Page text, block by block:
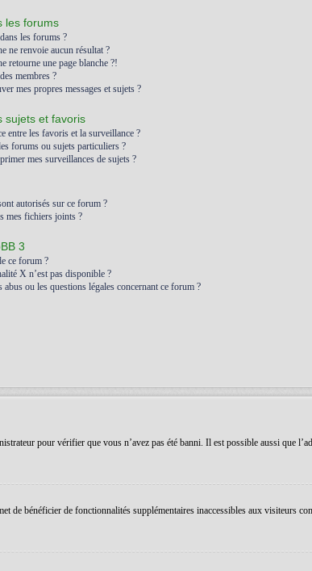
les forums
les forums ?
ne renvoie aucun résultat ?
retourne une page blanche ?!
membres ?
mes propres messages et sujets ?
sujets et favoris
entre les favoris et la surveillance ?
forums ou sujets particuliers ?
mes surveillances de sujets ?
autorisés sur ce forum ?
mes fichiers joints ?
3
ce forum ?
X n’est pas disponible ?
ou les questions légales concernant ce forum ?
pour vérifier que vous n’avez pas été banni. Il est possible aussi que
bénéficier de fonctionnalités supplémentaires inaccessibles aux visiteurs